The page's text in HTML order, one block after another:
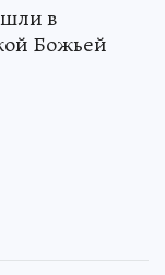
в
Божьей